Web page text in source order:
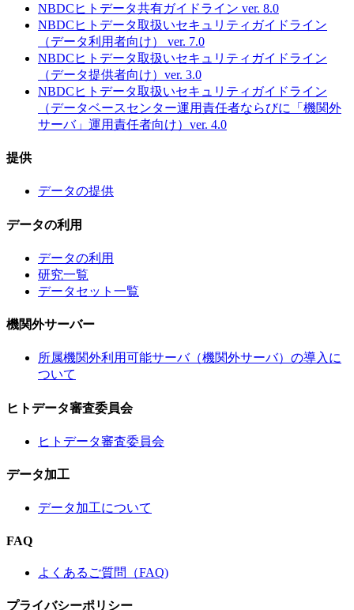
NBDCヒトデータ共有ガイドライン ver. 8.0
NBDCヒトデータ取扱いセキュリティガイドライン
（データ利用者向け） ver. 7.0
NBDCヒトデータ取扱いセキュリティガイドライン
（データ提供者向け）ver. 3.0
NBDCヒトデータ取扱いセキュリティガイドライン
（データベースセンター運用責任者ならびに「機関外
サーバ」運用責任者向け）ver. 4.0
提供
データの提供
データの利用
データの利用
研究一覧
データセット一覧
機関外サーバー
所属機関外利用可能サーバ（機関外サーバ）の導入に
ついて
ヒトデータ審査委員会
ヒトデータ審査委員会
データ加工
データ加工について
FAQ
よくあるご質問（FAQ)
プライバシーポリシー